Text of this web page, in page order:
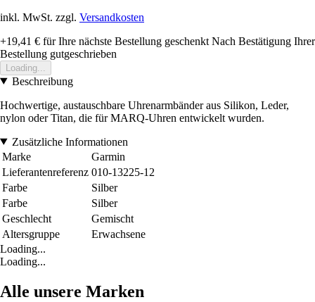
inkl. MwSt. zzgl. Versandkosten
+19,41 € für Ihre nächste Bestellung geschenkt Nach Bestätigung Ihrer
Bestellung gutgeschrieben
Loading...
Beschreibung
Hochwertige, austauschbare Uhrenarmbänder aus Silikon, Leder,
nylon oder Titan, die für MARQ-Uhren entwickelt wurden.
Zusätzliche Informationen
Marke
Garmin
Lieferantenreferenz 010-13225-12
Farbe
Silber
Farbe
Silber
Geschlecht
Gemischt
Altersgruppe
Erwachsene
Loading...
Loading...
Alle unsere Marken